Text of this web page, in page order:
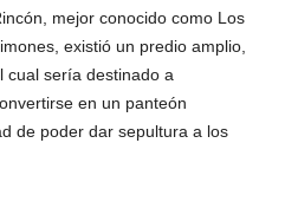
mejor conocido como Los
existió un predio amplio,
cual sería destinado a
en un panteón
de poder dar sepultura a los